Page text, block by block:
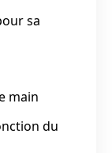
sa
main
du